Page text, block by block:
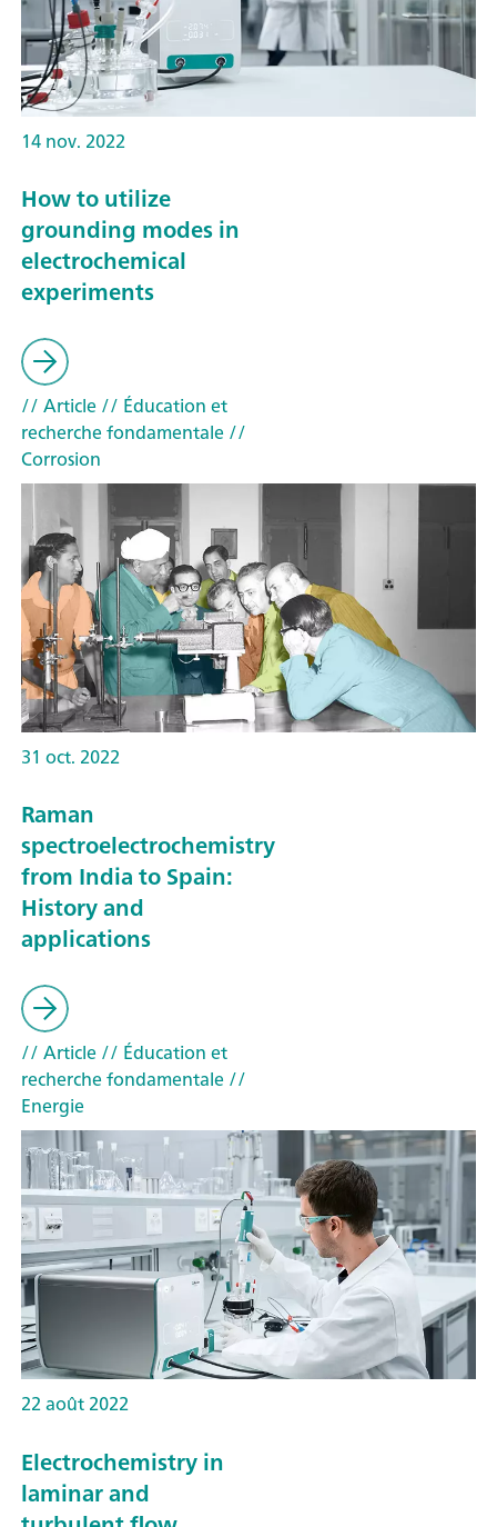
14 nov. 2022
How to utilize
grounding modes in
electrochemical
experiments
// Article// Éducation et
recherche fondamentale//
Corrosion
31 oct. 2022
Raman
spectroelectrochemistry
from India to Spain:
History and
applications
// Article// Éducation et
recherche fondamentale//
Energie
22 août 2022
Electrochemistry in
laminar and